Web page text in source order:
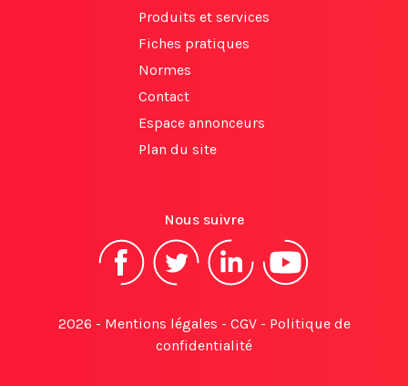
Produits et services
Fiches pratiques
Normes
Contact
Espace annonceurs
Plan du site
Nous suivre
2026 - Mentions légales - CGV- Politique de
confidentialité